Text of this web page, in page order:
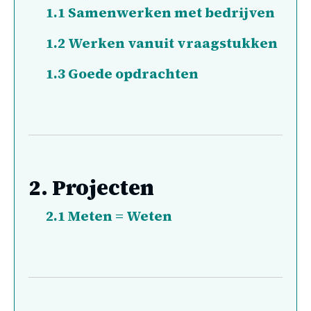
1.1 Samenwerken met bedrijven
1.2 Werken vanuit vraagstukken
1.3Goede opdrachten
2. Projecten
2.1Meten = Weten